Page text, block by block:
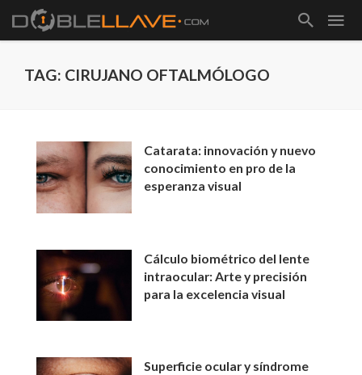
TAG: CIRUJANO OFTALMÓLOGO
Catarata: innovación y nuevo
conocimiento en pro de la
esperanza visual
Cálculo biométrico del lente
intraocular: Arte y precisión
para la excelencia visual
Superficie ocular y síndrome